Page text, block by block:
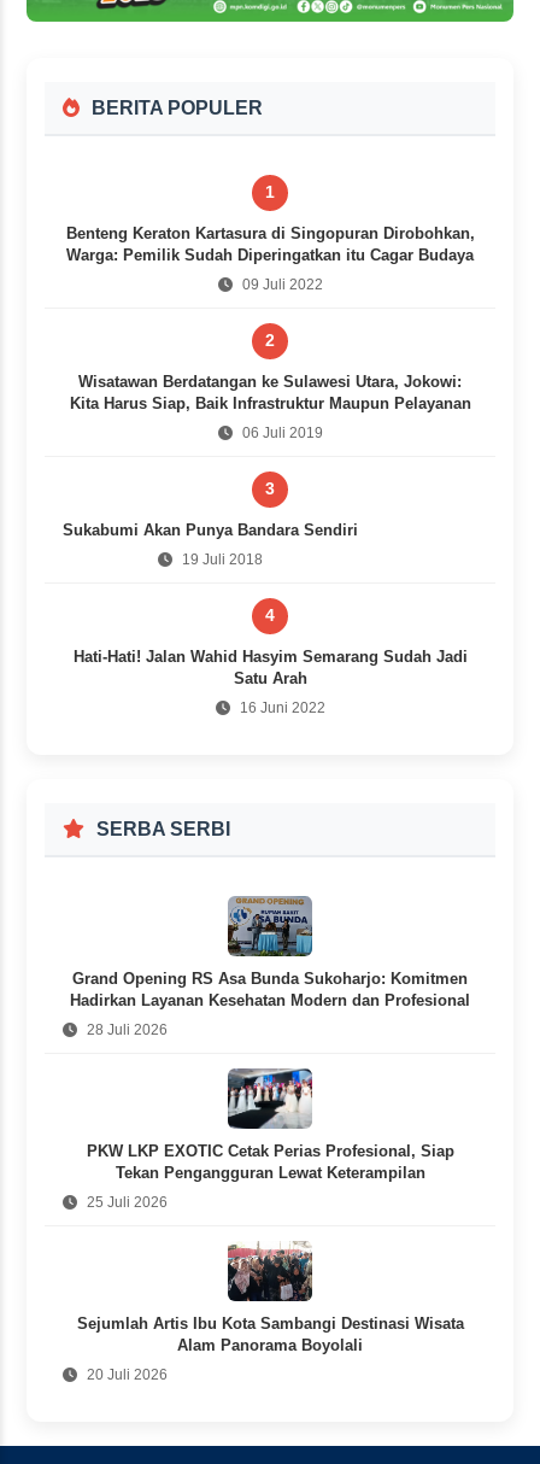
BERITA POPULER
1
Benteng Keraton Kartasura di Singopuran Dirobohkan,
Warga: Pemilik Sudah Diperingatkan itu Cagar Budaya
09 Juli 2022
2
Wisatawan Berdatangan ke Sulawesi Utara, Jokowi:
Kita Harus Siap, Baik Infrastruktur Maupun Pelayanan
06 Juli 2019
3
Sukabumi Akan Punya Bandara Sendiri
19 Juli 2018
4
Hati-Hati! Jalan Wahid Hasyim Semarang Sudah Jadi
Satu Arah
16 Juni 2022
SERBA SERBI
Grand Opening RS Asa Bunda Sukoharjo: Komitmen
Hadirkan Layanan Kesehatan Modern dan Profesional
28 Juli 2026
PKW LKP EXOTIC Cetak Perias Profesional, Siap
Tekan Pengangguran Lewat Keterampilan
25 Juli 2026
Sejumlah Artis Ibu Kota Sambangi Destinasi Wisata
Alam Panorama Boyolali
20 Juli 2026